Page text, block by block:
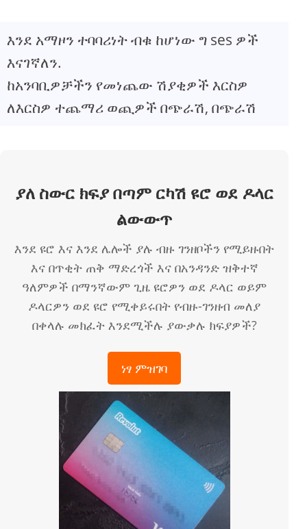
እንደ አማዞን ተባባሪነት ብቁ ከሆነው ግ ses ዎች
እናገኛለን.
ከአንባቢዎቻችን የመነጨው ሽያቂዎች እርስዎ
ለእርስዎ ተጨማሪ ወጪዎች በጭራሽ, በጭራሽ
ያለ ስውር ክፍያ በጣም ርካሽ ዩሮ ወደ ዶላር
ልውውጥ
እንደ ዩሮ እና እንደ ሌሎች ያሉ ብዙ ገንዘቦችን የሚይዙበት
እና በጥቂት ጠቅ ማድረጎች እና በአንዳንድ ዝቅተኛ
ዓለምዎች በማንኛውም ጊዜ ዩሮዎን ወደ ዶላር ወይም
ዶላርዎን ወደ ዩሮ የሚቀይሩበት የብዙ-ገንዘብ መለያ
በቀላሉ መክፈት እንደሚችሉ ያውቃሉ ክፍያዎች?
ነፃ ምዝገባ